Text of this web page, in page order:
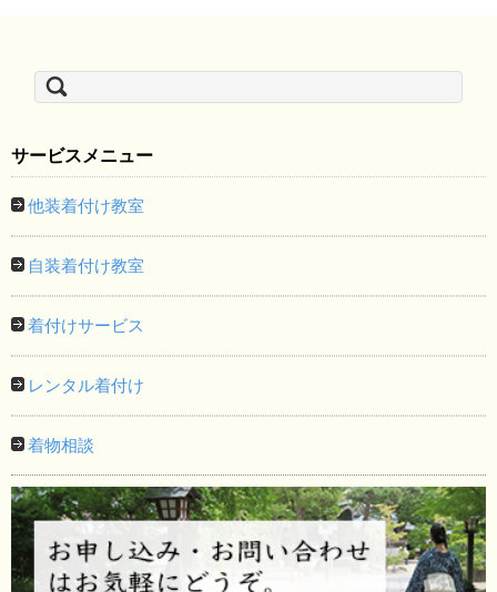
索:
サービスメニュー
他装着付け教室
自装着付け教室
着付けサービス
レンタル着付け
着物相談